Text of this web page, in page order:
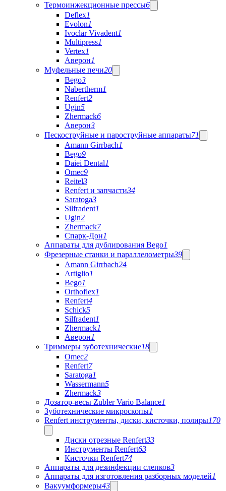
Термоинжекционные прессы6
Deflex1
Evolon1
Ivoclar Vivadent1
Multipress1
Vertex1
Аверон1
Муфельные печи20
Bego3
Nabertherm1
Renfert2
Ugin5
Zhermack6
Аверон3
Пескоструйные и пароструйные аппараты71
Amann Girrbach1
Bego9
Daiei Dental1
Omec9
Reitel3
Renfert и запчасти34
Saratoga3
Silfradent1
Ugin2
Zhermack7
Спарк-Дон1
Аппараты для дублирования Bego1
Фрезерные станки и параллелометры39
Amann Girrbach24
Artiglio1
Bego1
Orthoflex1
Renfert4
Schick5
Silfradent1
Zhermack1
Аверон1
Триммеры зуботехнические18
Omec2
Renfert7
Saratoga1
Wassermann5
Zhermack3
Дозатор-весы Zubler Vario Balance1
Зуботехнические микроскопы1
Renfert инструменты, диски, кисточки, полиры170
Диски отрезные Renfert33
Инструменты Renfert63
Кисточки Renfert74
Аппараты для дезинфекции слепков3
Аппараты для изготовления разборных моделей1
Вакуумформеры43